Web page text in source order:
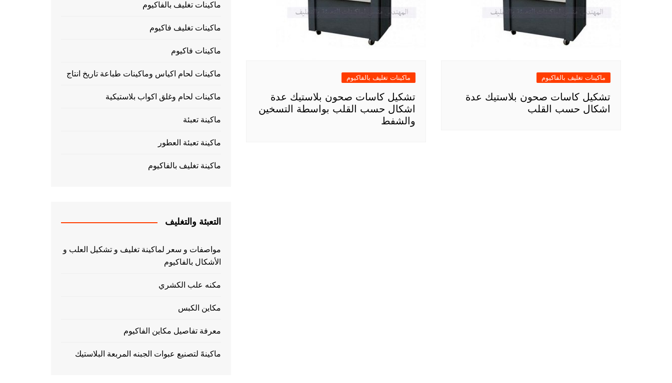
ماكينات تغليف بالفاكيوم
تشكيل كاسات صحون بلاستيك عدة
اشكال حسب القلب
ماكينات تغليف بالفاكيوم
تشكيل كاسات صحون بلاستيك عدة
اشكال حسب القلب بواسطة التسخين
والشفط
ماكينات تغليف بالفاكيوم
ماكينات تغليف فاكيوم
ماكينات فاكيوم
ماكينات لحام اكياس وماكينات طباعة تاريخ انتاج
ماكينات لحام وغلق اكواب بلاستيكية
ماكينة تعبئة
ماكينة تعبئة العطور
ماكينة تغليف بالفاكيوم
التعبئة والتغليف
مواصفات و سعر لماكينة تغليف و تشكيل العلب و
الأشكال بالفاكيوم
مكنه علب الكشري
مكاين الكبس
معرفة تفاصيل مكاين الفاكيوم
ماكينهً لتصنيع عبوات الجبنه المربعة البلاستيك